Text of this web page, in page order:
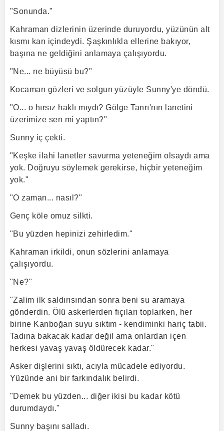
"Sonunda."
Kahraman dizlerinin üzerinde duruyordu, yüzünün alt
kısmı kan içindeydi. Şaşkınlıkla ellerine bakıyor,
başına ne geldiğini anlamaya çalışıyordu.
"Ne... ne büyüsü bu?"
Kocaman gözleri ve solgun yüzüyle Sunny'ye döndü.
"O... o hırsız haklı mıydı? Gölge Tanrı'nın lanetini
üzerimize sen mi yaptın?"
Sunny iç çekti.
"Keşke ilahi lanetler savurma yeteneğim olsaydı ama
yok. Doğruyu söylemek gerekirse, hiçbir yeteneğim
yok."
"O zaman... nasıl?"
Genç köle omuz silkti.
"Bu yüzden hepinizi zehirledim."
Kahraman irkildi, onun sözlerini anlamaya
çalışıyordu.
"Ne?"
"Zalim ilk saldırısından sonra beni su aramaya
gönderdin. Ölü askerlerden fıçıları toplarken, her
birine Kanboğan suyu sıktım - kendiminki hariç tabii.
Tadına bakacak kadar değil ama onlardan içen
herkesi yavaş yavaş öldürecek kadar."
Asker dişlerini sıktı, acıyla mücadele ediyordu.
Yüzünde ani bir farkındalık belirdi.
"Demek bu yüzden... diğer ikisi bu kadar kötü
durumdaydı."
Sunny başını salladı.